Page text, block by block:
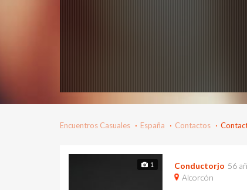
Encuentros Casuales España Contactos
1 Conductorjo 56
Alcorcón